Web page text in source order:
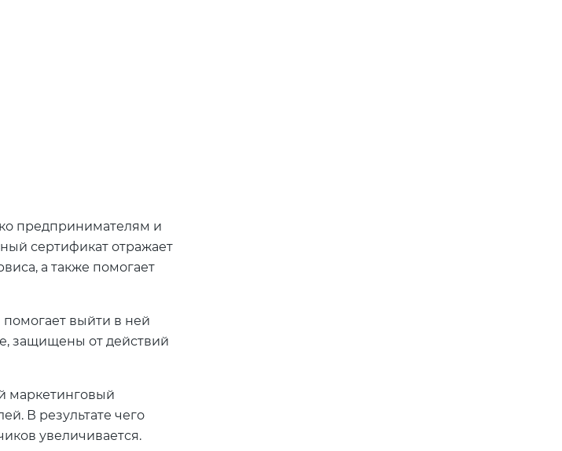
предпринимателям и
сертификат отражает
а также помогает
выйти в ней
защищены от действий
маркетинговый
В результате чего
увеличивается.